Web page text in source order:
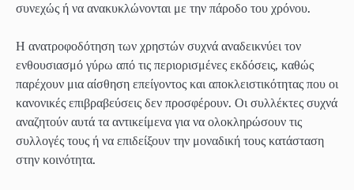
συνεχώς ή να ανακυκλώνονται με την πάροδο του χρόνου.
Η ανατροφοδότηση των χρηστών συχνά αναδεικνύει τον
ενθουσιασμό γύρω από τις περιορισμένες εκδόσεις, καθώς
παρέχουν μια αίσθηση επείγοντος και αποκλειστικότητας που οι
κανονικές επιβραβεύσεις δεν προσφέρουν. Οι συλλέκτες συχνά
αναζητούν αυτά τα αντικείμενα για να ολοκληρώσουν τις
συλλογές τους ή να επιδείξουν την μοναδική τους κατάσταση
στην κοινότητα.